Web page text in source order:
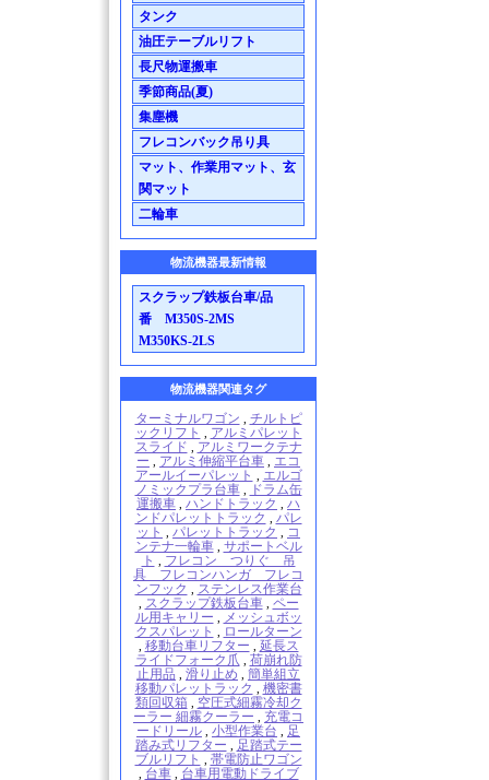
タンク
油圧テーブルリフト
長尺物運搬車
季節商品(夏)
集塵機
フレコンバック吊り具
マット、作業用マット、玄
関マット
二輪車
物流機器最新情報
スクラップ鉄板台車/品
番 M350S-2MS
M350KS-2LS
物流機器関連タグ
ターミナルワゴン
チルトピ
ックリフト
アルミパレット
スライド
アルミワークテナ
ー
アルミ伸縮平台車
エコ
アールイーパレット
エルゴ
ノミックプラ台車,
ドラム缶
運搬車
ハンドトラック
ハ
ンドパレットトラック
パレ
ット
パレットトラック
コ
ンテナ一輪車, サポートベル
ト
フレコン つりぐ 吊
具 フレコンハンガ フレコ
ンフック
ステンレス作業台
スクラップ鉄板台車, ペー
ル用キャリー
メッシュボッ
クスパレット
ロールターン
移動台車リフター
延長ス
ライドフォーク爪
荷崩れ防
止用品
滑り止め
簡単組立
移動パレットラック
機密書
類回収箱
空圧式細霧冷却ク
ーラー 細霧クーラー
充電コ
ードリール
小型作業台
足
踏み式リフター
足踏式テー
ブルリフト
帯電防止ワゴン
台車, 台車用電動ドライブ